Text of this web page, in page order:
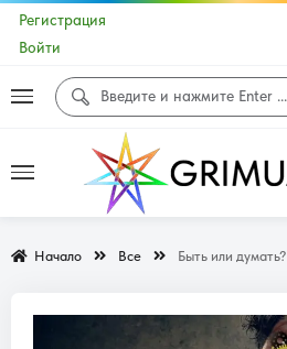
Регистрация
Войти
Начало Все Быть или думать?